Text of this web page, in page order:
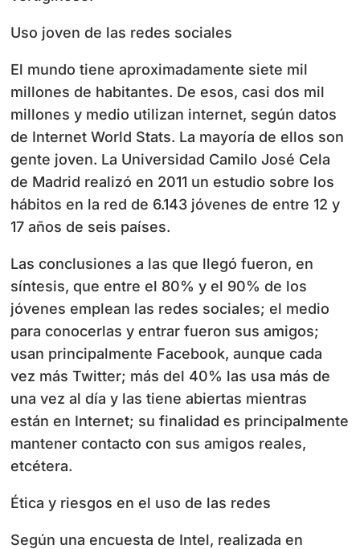
Uso joven de las redes sociales
El mundo tiene aproximadamente siete mil
millones de habitantes. De esos, casi dos mil
millones y medio utilizan internet, según datos
de Internet World Stats. La mayoría de ellos son
gente joven. La Universidad Camilo José Cela
de Madrid realizó en 2011 un estudio sobre los
hábitos en la red de 6.143 jóvenes de entre 12 y
17 años de seis países.
Las conclusiones a las que llegó fueron, en
síntesis, que entre el 80% y el 90% de los
jóvenes emplean las redes sociales; el medio
para conocerlas y entrar fueron sus amigos;
usan principalmente Facebook, aunque cada
vez más Twitter; más del 40% las usa más de
una vez al día y las tiene abiertas mientras
están en Internet; su finalidad es principalmente
mantener contacto con sus amigos reales,
etcétera.
Ética y riesgos en el uso de las redes
Según una encuesta de Intel, realizada en